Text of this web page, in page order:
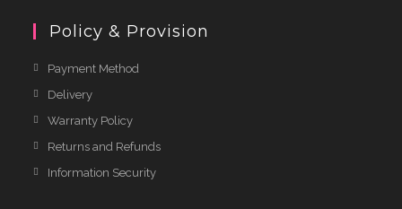
Policy & Provision
Payment Method
Delivery
Warranty Policy
Returns and Refunds
Information Security